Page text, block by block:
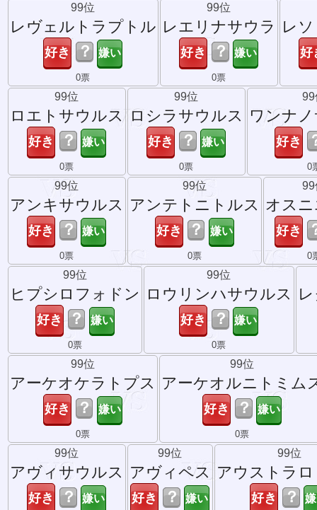
99位
レヴェルトラプトル
？
0票
99位
レエリナサウラ
？
0票
レ
99位
ロエトサウルス
？
0票
99位
ロシラサウルス
？
0票
99
ワンナ
0
99位
アンキサウルス
？
0票
99位
アンテトニトルス
？
0票
99
オス
0
99位
ヒプシロフォドン
？
0票
99位
ロウリンハサウルス
？
0票
99位
アーケオケラトプス
？
0票
99位
アーケオルニトミム
？
0票
99位
アヴィサウルス
？
99位
アヴィペス
？
99位
アウストラ
？